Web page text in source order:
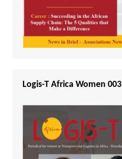
Logis-T Africa Women 003